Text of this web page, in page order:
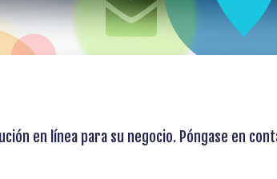
en línea para su negocio. Póngase en